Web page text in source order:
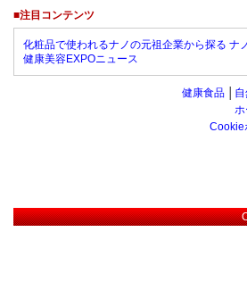
■注目コンテンツ
化粧品で使われるナノの元祖企業から探る ナ
健康美容EXPOニュース
健康食品
ホ
Cookie